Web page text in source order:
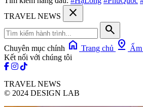
TRAVEL NEWS
close
search
Chuyên mục chính home Trang chủ pin_drop Ẩm
Kết nối với chúng tôi
TRAVEL NEWS
© 2024 DESIGN LAB